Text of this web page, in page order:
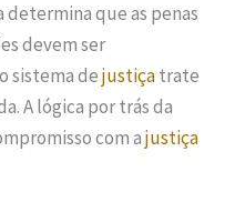
que as penas
devem ser
sistema dejustiçatrate
A lógica por trás da
com ajustiça